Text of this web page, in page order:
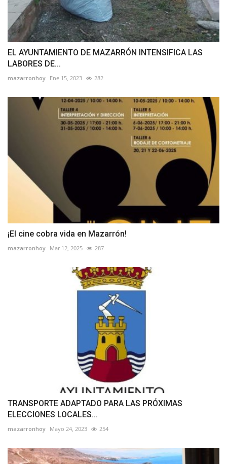
EL AYUNTAMIENTO DE MAZARRÓN INTENSIFICA LAS
LABORES DE...
mazarronhoy Ene 15, 2023 282
¡El cine cobra vida en Mazarrón!
mazarronhoy Mar 12, 2025 287
TRANSPORTE ADAPTADO PARA LAS PRÓXIMAS
ELECCIONES LOCALES...
mazarronhoy Mayo 24, 2023 254